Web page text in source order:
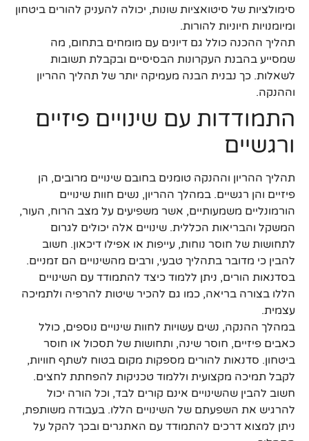
סימולציות של סיטואציות שונות, יכולה להעניק להורים ביטחון
ומיומנויות חיוניות להורות.
תהליך ההכנה כולל גם דיונים עם מומחים בתחום, מה
שמסייע בהבנת העקרונות הבסיסיים ובקבלת תשובות
לשאלות. כך נבנית הבנה מעמיקה יותר של תהליך ההריון
וההנקה.
התמודדות עם שינויים פיזיים
ורגשיים
תהליך ההריון וההנקה טומנים בחובם שינויים מרובים, הן
פיזיים והן רגשיים. במהלך ההריון, נשים חוות שינויים
הורמונליים משמעותיים, אשר משפיעים על מצב הרוח, העור,
המשקל והבריאות הכללית. שינויים אלה יכולים לגרום
לתחושות של חוסר נוחות, עייפות או אפילו דיכאון. חשוב
להבין כי מדובר בתהליך טבעי, ורבים מהשינויים הם זמניים.
בסדנאות הורים, ניתן ללמוד כיצד להתמודד עם השינויים
הללו בצורה בריאה, כמו גם להכיר שיטות להרפיה ולתמיכה
עצמית.
במהלך ההנקה, נשים עשויות לחוות שינויים נוספים, כולל
כאבים פיזיים, חוסר שינה, ותחושות של תסכול או חוסר
ביטחון. סדנאות להורים מספקות מקום בטוח לשתף חוויות,
לקבל תמיכה מקצועית וללמוד טכניקות להפחתת לחצים.
חשוב להבין שהשינויים אינם קורים לבד, וכל הורה יכול
להרגיש את השפעתם של השינויים הללו. בעבודה משותפת,
ניתן למצוא דרכים להתמודד עם האתגרים ובכך להקל על